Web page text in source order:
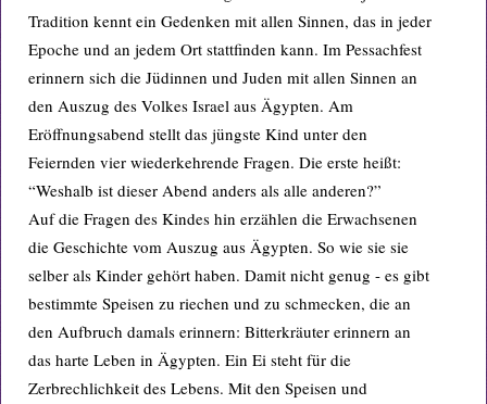
Tradition kennt ein Gedenken mit allen Sinnen, das in jeder
Epoche und an jedem Ort stattfinden kann. Im Pessachfest
erinnern sich die Jüdinnen und Juden mit allen Sinnen an
den Auszug des Volkes Israel aus Ägypten. Am
Eröffnungsabend stellt das jüngste Kind unter den
Feiernden vier wiederkehrende Fragen. Die erste heißt:
“Weshalb ist dieser Abend anders als alle anderen?”
Auf die Fragen des Kindes hin erzählen die Erwachsenen
die Geschichte vom Auszug aus Ägypten. So wie sie sie
selber als Kinder gehört haben. Damit nicht genug - es gibt
bestimmte Speisen zu riechen und zu schmecken, die an
den Aufbruch damals erinnern: Bitterkräuter erinnern an
das harte Leben in Ägypten. Ein Ei steht für die
Zerbrechlichkeit des Lebens. Mit den Speisen und